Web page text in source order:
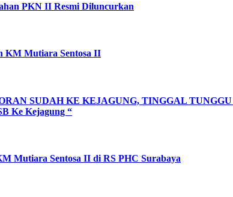
PKN II Resmi Diluncurkan
KM Mutiara Sentosa II
SUDAH KE KEJAGUNG, TINGGAL
Ke Kejagung “
Mutiara Sentosa II di RS PHC Surabaya